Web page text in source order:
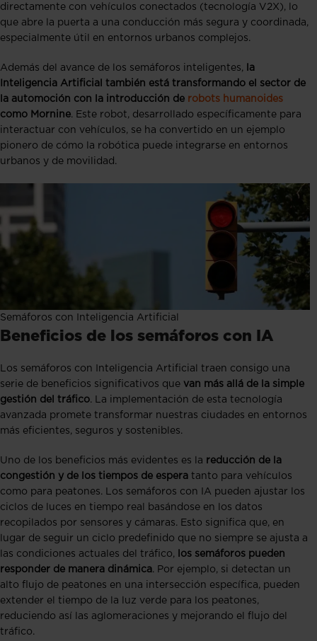
directamente con vehículos conectados (tecnología V2X), lo
que abre la puerta a una conducción más segura y coordinada,
especialmente útil en entornos urbanos complejos.
Además del avance de los semáforos inteligentes,
la
Inteligencia Artificial también está transformando el sector de
la automoción con la introducción de robots humanoides
como Mornine. Este robot, desarrollado específicamente para
interactuar con vehículos, se ha convertido en un ejemplo
pionero de cómo la robótica puede integrarse en entornos
urbanos y de movilidad.
Semáforos con Inteligencia Artificial
Beneficios de los semáforos con IA
Los semáforos con Inteligencia Artificial traen consigo una
serie de beneficios significativos que van más allá de la simple
gestión del tráfico. La implementación de esta tecnología
avanzada promete transformar nuestras ciudades en entornos
más eficientes, seguros y sostenibles.
Uno de los beneficios más evidentes es la reducción de la
congestión y de los tiempos de espera tanto para vehículos
como para peatones. Los semáforos con IA pueden ajustar los
ciclos de luces en tiempo real basándose en los datos
recopilados por sensores y cámaras. Esto significa que, en
lugar de seguir un ciclo predefinido que no siempre se ajusta a
las condiciones actuales del tráfico, los semáforos pueden
responder de manera dinámica. Por ejemplo, si detectan un
alto flujo de peatones en una intersección específica, pueden
extender el tiempo de la luz verde para los peatones,
reduciendo así las aglomeraciones y mejorando el flujo del
tráfico​​.